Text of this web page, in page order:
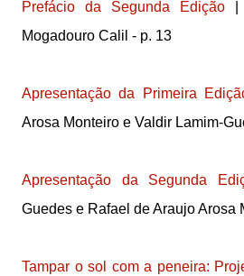
Prefácio da Segunda Edição |
Mogadouro Calil - p. 13
Apresentação da Primeira
Arosa Monteiro e Valdir Lamim-
Apresentação da Segunda
Guedes e Rafael de Araujo Arosa
Tampar o sol com a peneira: